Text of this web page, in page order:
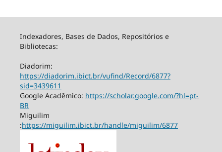
Indexadores, Bases de Dados, Repositórios e
Bibliotecas:
Diadorim:
https://diadorim.ibict.br/vufind/Record/6877?
sid=3439611
Google Acadêmico: https://scholar.google.com/?hl=pt-
BR
Miguilim
:https://miguilim.ibict.br/handle/miguilim/6877